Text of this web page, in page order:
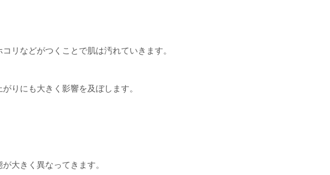
リなどがつくことで肌は汚れていきます。
りにも大きく影響を及ぼします。
大きく異なってきます。